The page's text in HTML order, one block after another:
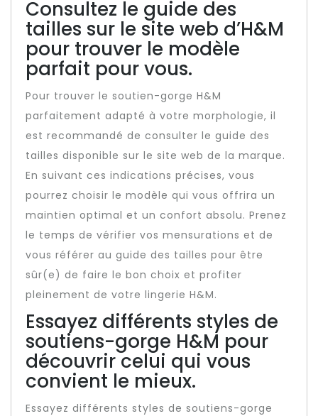
Consultez le guide des
tailles sur le site web d’H&M
pour trouver le modèle
parfait pour vous.
Pour trouver le soutien-gorge H&M
parfaitement adapté à votre morphologie, il
est recommandé de consulter le guide des
tailles disponible sur le site web de la marque.
En suivant ces indications précises, vous
pourrez choisir le modèle qui vous offrira un
maintien optimal et un confort absolu. Prenez
le temps de vérifier vos mensurations et de
vous référer au guide des tailles pour être
sûr(e) de faire le bon choix et profiter
pleinement de votre lingerie H&M.
Essayez différents styles de
soutiens-gorge H&M pour
découvrir celui qui vous
convient le mieux.
Essayez différents styles de soutiens-gorge